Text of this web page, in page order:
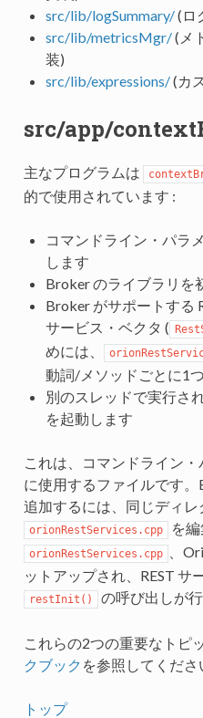
src/lib/logSummary/(ロ
src/lib/metricsMgr/(メ
装)
src/lib/expressions/(カ
src/app/
主なプログラムは
的で使用されています :
コマンドライン・パラ
します
Broker のライブラリを
Broker がサポートする
サービス・ベクタ (
めには、
動詞/メソッドごとに1
別のスレッドで実行さ
を起動します
これは、コマンドライン
に使用するファイルです。
追加するには、同じディレ
orionRestServices.cpp を
orionRestServices.cpp
、
ットアップされ、REST サ
restInit() の呼び出しが行
これらの2つの重要なトピ
クブック を参照してくださ
トップ